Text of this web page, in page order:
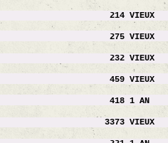
214 VIEUX (
275 VIEUX (
232 VIEUX (
459 VIEUX
418 1 AN
3373 VIEUX